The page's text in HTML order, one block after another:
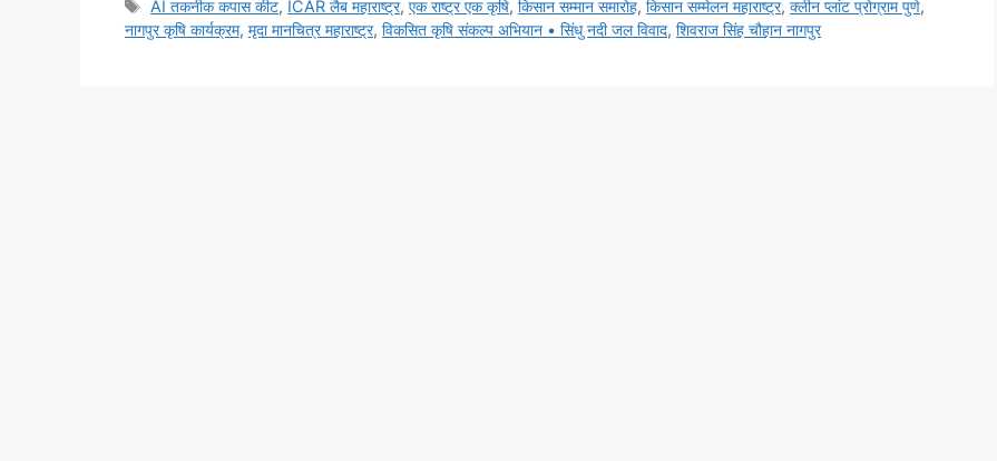
AI तकनीक कपास कीट, ICAR लैब महाराष्ट्र,एक राष्ट्र एक कृषि,किसान सम्मान समारोह,किसान सम्मेलन महाराष्ट्र,क्लीन प्लांट प्रोग्राम पुणे,
नागपुर कृषि कार्यक्रम, मृदा मानचित्र महाराष्ट्र, विकसित कृषि संकल्प अभियान • सिंधु नदी जल विवाद, शिवराज सिंह चौहान नागपुर